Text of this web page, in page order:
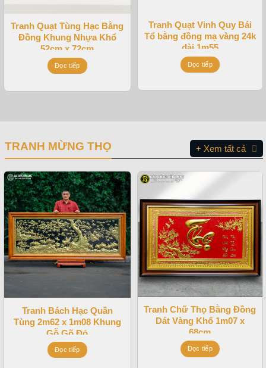
Tranh Quạt Tùng Hạc Bằng
Đồng Khung Nhựa Khổ
52cm x 72cm
Đọc tiếp
Tranh Quạt Vinh Quy Bái
Tổ bằng đồng mạ vàng 24k
dài 1m55
Đọc tiếp
TRANH MỪNG THỌ + Xem tất cả
Tranh Bách Hạc Quần
Tùng 2m62 x 1m08 Khung
Gỗ Gõ Đỏ
Đọc tiếp
Tranh Chữ Thọ Bằng Đồng
Dát Vàng Khổ 1m07 x
68cm
Đọc tiếp